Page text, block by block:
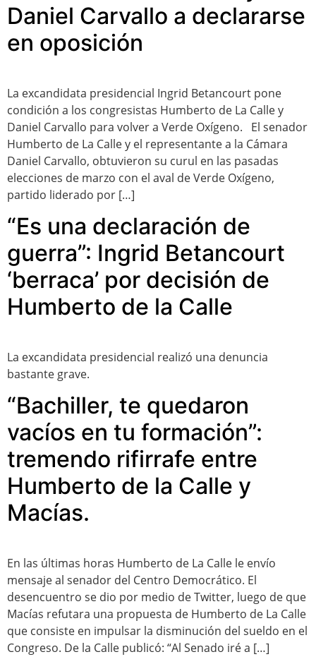
Daniel Carvallo a declararse
en oposición
La excandidata presidencial Ingrid Betancourt pone
condición a los congresistas Humberto de La Calle y
Daniel Carvallo para volver a Verde Oxígeno. El senador
Humberto de La Calle y el representante a la Cámara
Daniel Carvallo, obtuvieron su curul en las pasadas
elecciones de marzo con el aval de Verde Oxígeno,
partido liderado por […]
“Es una declaración de
guerra”: Ingrid Betancourt
‘berraca’ por decisión de
Humberto de la Calle
La excandidata presidencial realizó una denuncia
bastante grave.
“Bachiller, te quedaron
vacíos en tu formación”:
tremendo rifirrafe entre
Humberto de la Calle y
Macías.
En las últimas horas Humberto de La Calle le envío
mensaje al senador del Centro Democrático. El
desencuentro se dio por medio de Twitter, luego de que
Macías refutara una propuesta de Humberto de La Calle
que consiste en impulsar la disminución del sueldo en el
Congreso. De la Calle publicó: “Al Senado iré a […]